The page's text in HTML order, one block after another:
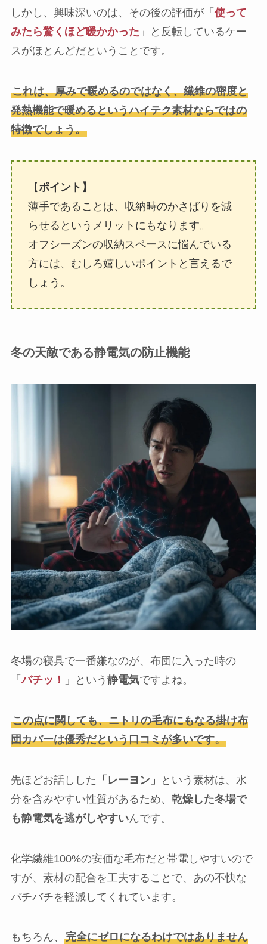
しかし、興味深いのは、その後の評価が「 使って
みたら驚くほど暖かかった 」と反転しているケー
スがほとんどだということです。
これは、厚みで暖めるのではなく、繊維の密度と
発熱機能で暖めるというハイテク素材ならではの
特徴でしょう。
【ポイント】
薄手であることは、収納時のかさばりを減
らせるというメリットにもなります。
オフシーズンの収納スペースに悩んでいる
方には、むしろ嬉しいポイントと言えるで
しょう。
冬の天敵である静電気の防止機能
冬場の寝具で一番嫌なのが、布団に入った時の
「バチッ！ 」という 静電気ですよね。
この点に関しても、ニトリの毛布にもなる掛け布
団カバーは優秀だという口コミが多いです。
先ほどお話しした 「レーヨン」
という素材は、水
分を含みやすい性質があるため、 乾燥した冬場で
も静電気を逃がしやすいんです。
化学繊維100%の安価な毛布だと帯電しやすいので
すが、素材の配合を工夫することで、あの不快な
バチバチを軽減してくれています。
もちろん、 完全にゼロになるわけではありません